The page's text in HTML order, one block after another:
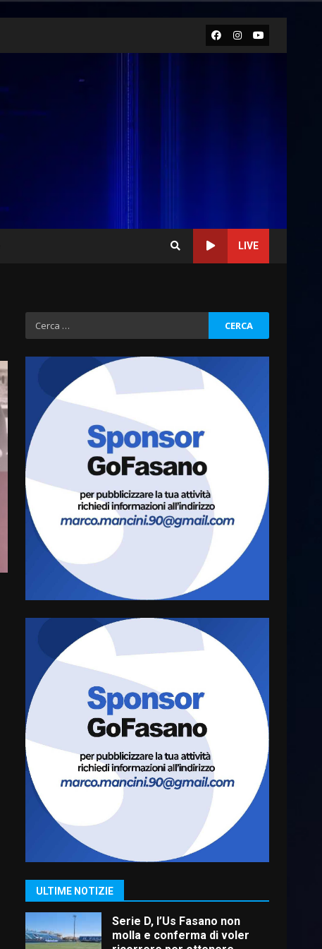
Facebook
Instagram
Youtube
LIVE
Ricerca
per:
ULTIME NOTIZIE
La Banda Città di Fasano apre
ufficialmente la Festa di
Savelletri
8 Agosto 2026 11:00
4
Savelletri in festa, domani
sera grande spettacolo con
Uccio De Santis
5
Politiche Giovanili e Mobilità
Sostenibile: premiati gli
studenti universitari del
8 Agosto 2026 07:15
“I Contestatori: Musica di
appuntamento con “Fasano in
Banda”
7 Agosto 2026 06:05
7
US Fasano, Scianaro:
“Profonda amarezza per
esclusione dal campionato di
calcio”
7 Agosto 2026 06:00
1
Grande successo per la
“Sagra del Pesce Spada” a
Serie D, l’Us Fasano non
molla e conferma di voler